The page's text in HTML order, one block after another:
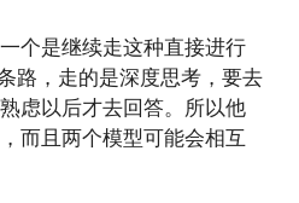
个是继续走这种直接进行
路，走的是深度思考，要去
虑以后才去回答。所以他
而且两个模型可能会相互